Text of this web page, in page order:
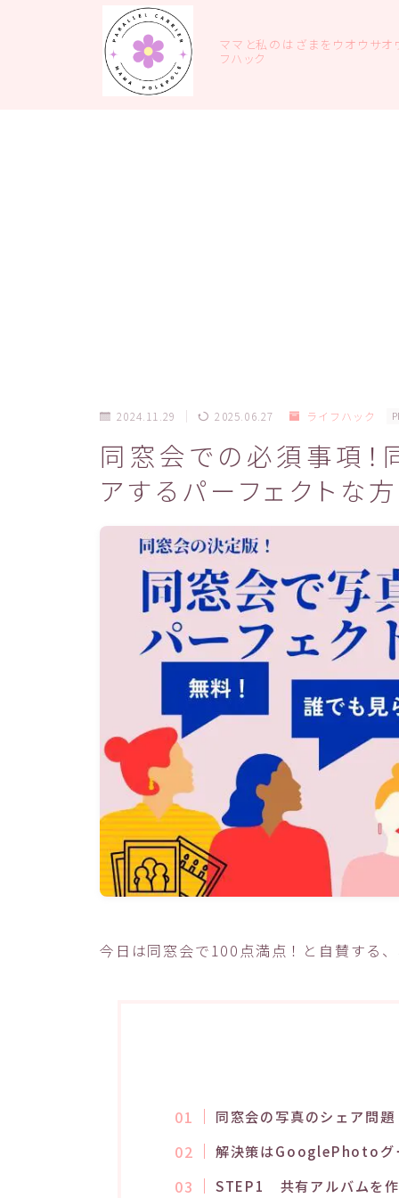
ママと私のはざまをウオウサオ
フハック
2024.11.29 2025.06.27 ライフハック
同窓会での必須事項
アするパーフェクトな
今日は同窓会で100点満点！と自賛する
同窓会の写真のシェア問題
解決策はGooglePhotoグ
STEP1 共有アルバムを